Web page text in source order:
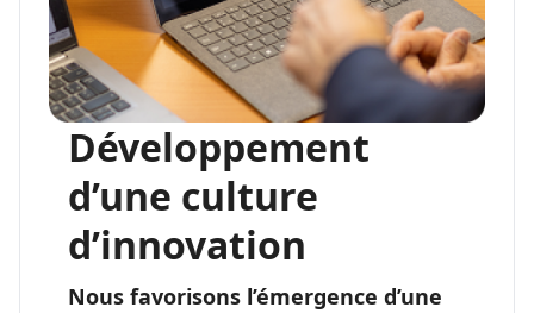
Développement
d’une culture
d’innovation
Nous favorisons l’émergence d’une